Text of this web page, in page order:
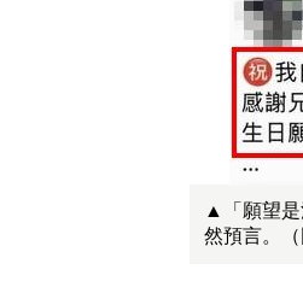
▲「願望是
然預言。（